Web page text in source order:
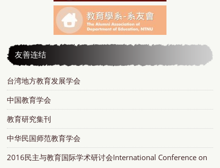
友善连结
台湾地方教育发展学会
中国教育学会
教育研究集刊
中华民国师范教育学会
2016民主与教育国际学术研讨会International Conference on